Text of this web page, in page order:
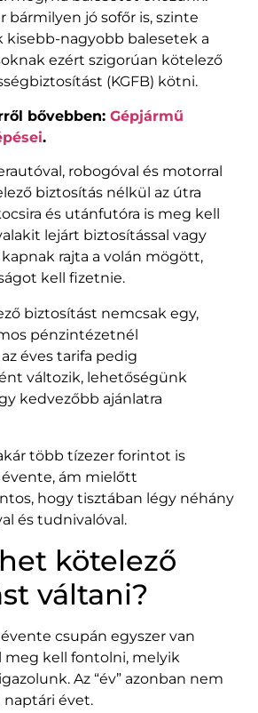
bármilyen jó sofőr is, szinte
nagyobb balesetek a
ezért szigorúan kötelező
(KGFB) kötni.
bővebben: Gépjármű
.
robogóval és motorral
biztosítás nélkül az útra
és utánfutóra is meg kell
lejárt biztosítással vagy
rajta a volán mögött,
kell fizetnie.
biztosítást nemcsak egy,
pénzintézetnél
éves tarifa pedig
változik, lehetőségünk
kedvezőbb ajánlatra
több tízezer forintot is
ám mielőtt
hogy tisztában légy néhány
és tudnivalóval.
kötelező
váltani?
csupán egyszer van
meg kell fontolni, melyik
Az “év” azonban nem
évet.